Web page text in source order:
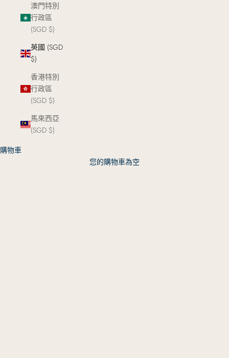
澳門特別
行政區
(SGD $)
英國 (SGD
$)
香港特別
行政區
(SGD $)
馬來西亞
(SGD $)
購物車
您的購物車為空
The Signature Edit